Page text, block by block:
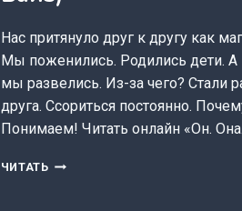
Нас притянуло друг к другу как
Мы поженились. Родились дети.
мы развелись. Из-за чего? Стали
друга. Ссориться постоянно.
Понимаем! Читать онлайн «Он.
ЧИТАТЬ ОН.